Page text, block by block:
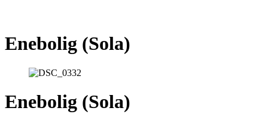
Enebolig (Sola)
Enebolig (Sola)